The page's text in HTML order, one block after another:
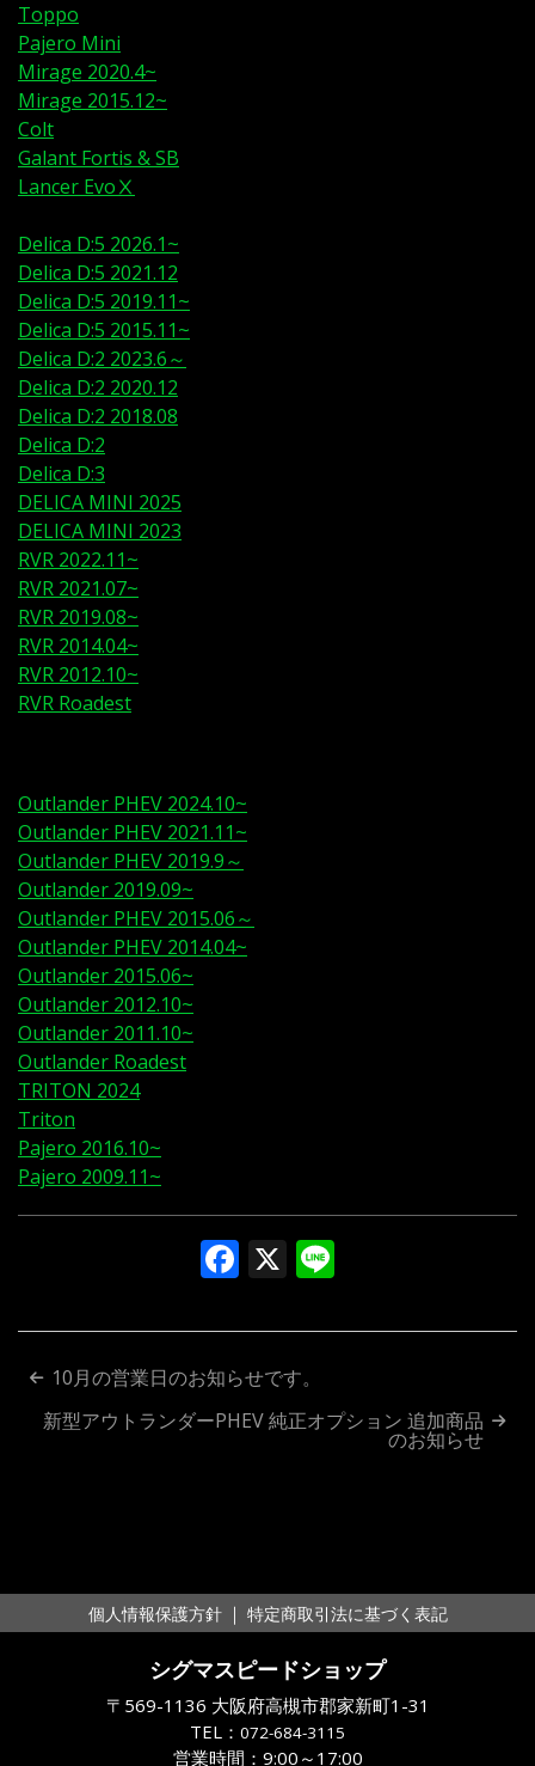
Toppo
Pajero Mini
Mirage 2020.4~
Mirage 2015.12~
Colt
Galant Fortis & SB
Lancer EvoⅩ
Delica D:5 2026.1~
Delica D:5 2021.12
Delica D:5 2019.11~
Delica D:5 2015.11~
Delica D:2 2023.6～
Delica D:2 2020.12
Delica D:2 2018.08
Delica D:2
Delica D:3
DELICA MINI 2025
DELICA MINI 2023
RVR 2022.11~
RVR 2021.07~
RVR 2019.08~
RVR 2014.04~
RVR 2012.10~
RVR Roadest
Outlander PHEV 2024.10~
Outlander PHEV 2021.11~
Outlander PHEV 2019.9～
Outlander 2019.09~
Outlander PHEV 2015.06～
Outlander PHEV 2014.04~
Outlander 2015.06~
Outlander 2012.10~
Outlander 2011.10~
Outlander Roadest
TRITON 2024
Triton
Pajero 2016.10~
Pajero 2009.11~
Facebook
X
投
稿
ー
シ
10月の営業日のお知らせです。
新型アウトランダーPHEV 純正オプション 追加商品
のお知らせ
個人情報保護方針 ｜ 特定商取引法に基づく表記
シグマスピードショップ
〒569-1136 大阪府高槻市郡家新町1-31
TEL： 072-684-3115
営業時間：9:00～17:00